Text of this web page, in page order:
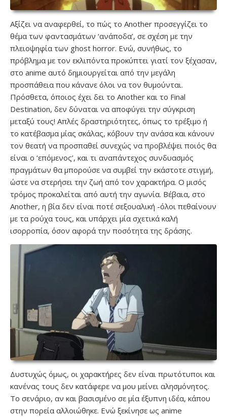
Αξίζει να αναφερθεί, το πώς το Another προσεγγίζει το
θέμα των φαντασμάτων ‘ανάποδα’, σε σχέση με την
πλειοψηφία των ghost horror. Ενώ, συνήθως, το
πρόβλημα με τον εκλιπόντα προκύπτει γιατί τον ξέχασαν,
στο anime αυτό δημιουργείται από την μεγάλη
προσπάθεια που κάνανε όλοι να τον θυμούνται.
Πρόσθετα, όποιος έχει δει το Another και το Final
Destination, δεν δύναται να αποφύγει την σύγκριση
μεταξύ τους! Απλές δραστηριότητες, όπως το τρέξιμο ή
το κατέβασμα μίας σκάλας, κόβουν την ανάσα και κάνουν
τον θεατή να προσπαθεί συνεχώς να προβλέψει ποιός θα
είναι ο ‘επόμενος’, και τι αναπάντεχος συνδυασμός
πραγμάτων θα μπορούσε να συμβεί την εκάστοτε στιγμή,
ώστε να στερήσει την ζωή από τον χαρακτήρα. Ο μισός
τρόμος προκαλείται από αυτή την αγωνία. Βέβαια, στο
Another, η βία δεν είναι ποτέ σεξουαλική -όλοι πεθαίνουν
με τα ρούχα τους, και υπάρχει μία σχετικά καλή
ισορροπία, όσον αφορά την ποσότητα της δράσης.
Δυστυχώς όμως, οι χαρακτήρες δεν είναι πρωτότυποι και
κανένας τους δεν κατάφερε να μου μείνει αλησμόνητος.
Το σενάριο, αν και βασισμένο σε μία έξυπνη ιδέα, κάπου
στην πορεία αλλοιώθηκε. Ενώ ξεκίνησε ως anime